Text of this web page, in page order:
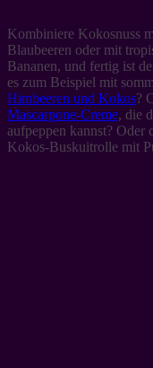
Kombiniere Kokosnuss
Blaubeeren oder mit
Bananen, und fertig ist
es zum Beispiel mit
Himbeeren und Kokos?
Mascarpone-Creme, die
aufpeppen kannst? Oder
Kokos-Buskuitrolle mit